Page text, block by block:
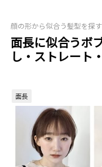
顔の形から似合う髪型を探す
面長に似合うボ
し・ストレート
面長